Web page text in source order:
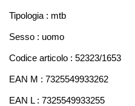
Tipologia : mtb
Sesso : uomo
Codice articolo : 52323/1653
EAN M : 7325549933262
EAN L : 7325549933255